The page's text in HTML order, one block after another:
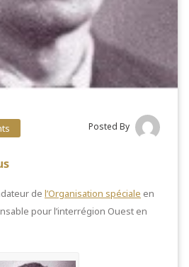
Posted By
de l’Organisation spéciale en
pour l’interrégion Ouest en